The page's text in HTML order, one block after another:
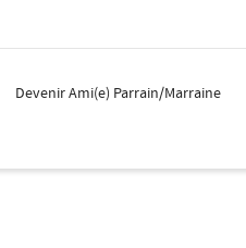
Devenir Ami(e) Parrain/Marraine